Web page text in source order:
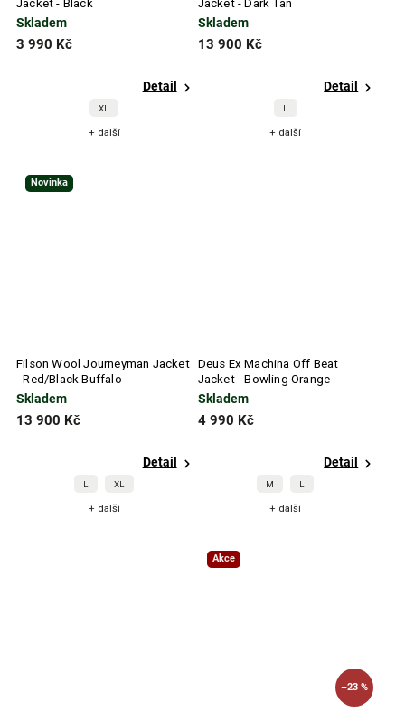
Jacket - Black
Skladem
3 990 Kč
Detail
XL
+ další
Jacket - Dark Tan
Skladem
13 900 Kč
Detail
L
+ další
Novinka
Filson Wool Journeyman Jacket
- Red/Black Buffalo
Skladem
13 900 Kč
Detail
L XL
+ další
Deus Ex Machina Off Beat
Jacket - Bowling Orange
Skladem
4 990 Kč
Detail
M L
+ další
Akce
–23 %